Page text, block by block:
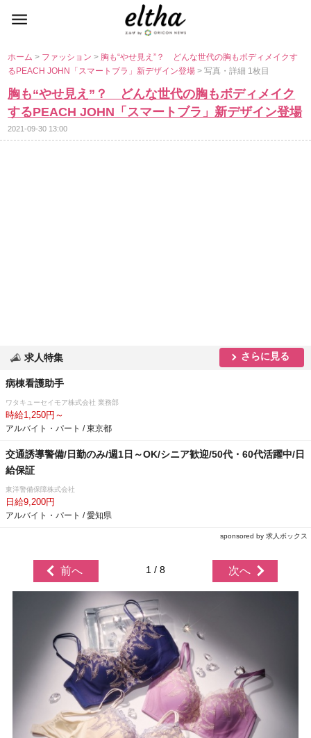
ホーム> ファッション> 胸も“やせ見え”？ どんな世代の胸もボディメイクす
るPEACH JOHN「スマートブラ」新デザイン登場> 写真・詳細 1枚目
胸も“やせ見え”？ どんな世代の胸もボディメイク
するPEACH JOHN「スマートブラ」新デザイン登場
2021-09-30 13:00
求人特集 さらに見る
病棟看護助手
ワタキューセイモア株式会社 業務部
時給1,250円～
アルバイト・パート / 東京都
交通誘導警備/日勤のみ/週1日～OK/シニア歓迎/50代・60代活躍中/日
給保証
東洋警備保障株式会社
日給9,200円
アルバイト・パート / 愛知県
sponsored by 求人ボックス
前へ 1 / 8 次へ